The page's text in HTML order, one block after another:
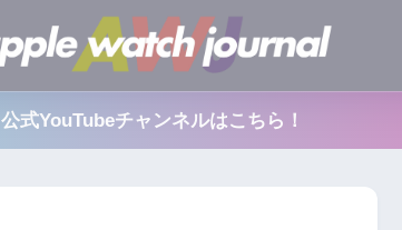
公式YouTubeチャンネルはこちら！